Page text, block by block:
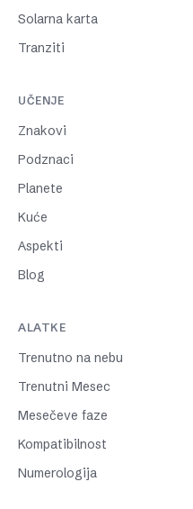
Solarna karta
Tranziti
UČENJE
Znakovi
Podznaci
Planete
Kuće
Aspekti
Blog
ALATKE
Trenutno na nebu
Trenutni Mesec
Mesečeve faze
Kompatibilnost
Numerologija